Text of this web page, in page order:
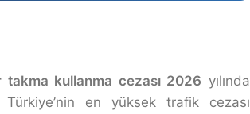
kullanma cezası 2026 yılında
en yüksek trafik cezası